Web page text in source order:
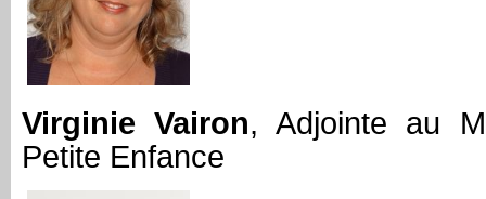
Virginie Vairon, Adjointe au
Petite Enfance